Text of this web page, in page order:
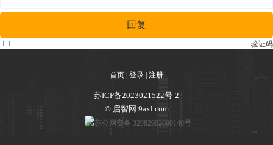
回复
验证码
 
首页 登录 注册
苏ICP备2023021522号-2
© 启智网 9axl.com
苏公网安备 32082902000140号